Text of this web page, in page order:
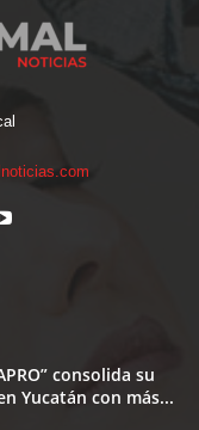
consolida su
Yucatán con más...